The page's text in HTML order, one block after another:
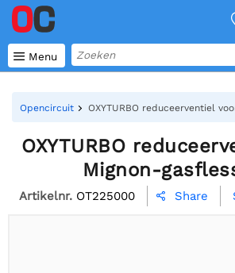
 Menu
Opencircuit OXYTURBO reduceerventiel
OXYTURBO
Mignon-
Artikelnr. OT225000  Share